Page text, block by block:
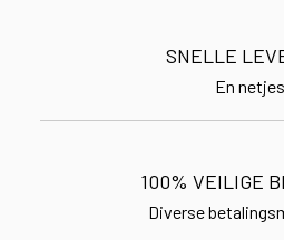
SNELLE
En netjes
100% VEILIGE
Diverse